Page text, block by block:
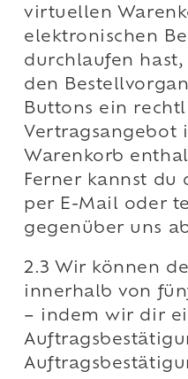
virtuellen
elektronischen
durchlaufen hast,
den
Buttons ein
Vertragsangebot
Warenkorb
Ferner kannst du
per E-Mail oder
gegenüber uns
2.3 Wir können
innerhalb von
– indem wir dir